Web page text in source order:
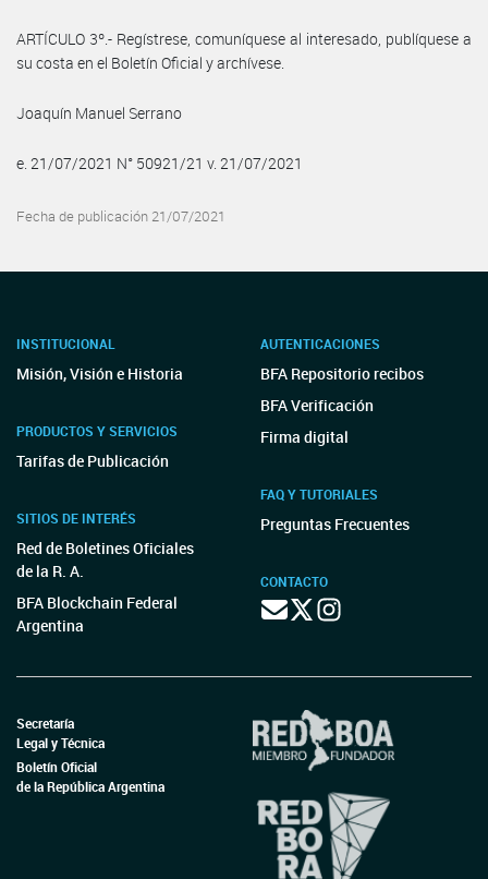
ARTÍCULO 3º.- Regístrese, comuníquese al interesado, publíquese a
su costa en el Boletín Oficial y archívese.
Joaquín Manuel Serrano
e. 21/07/2021 N° 50921/21 v. 21/07/2021
Fecha de publicación 21/07/2021
INSTITUCIONAL
Misión, Visión e Historia
PRODUCTOS Y SERVICIOS
Tarifas de Publicación
SITIOS DE INTERÉS
Red de Boletines Oficiales
de la R. A.
BFA Blockchain Federal
Argentina
AUTENTICACIONES
BFA Repositorio recibos
BFA Verificación
Firma digital
FAQ Y TUTORIALES
Preguntas Frecuentes
CONTACTO
Secretaría
Legal y Técnica
Boletín Oficial
de la República Argentina